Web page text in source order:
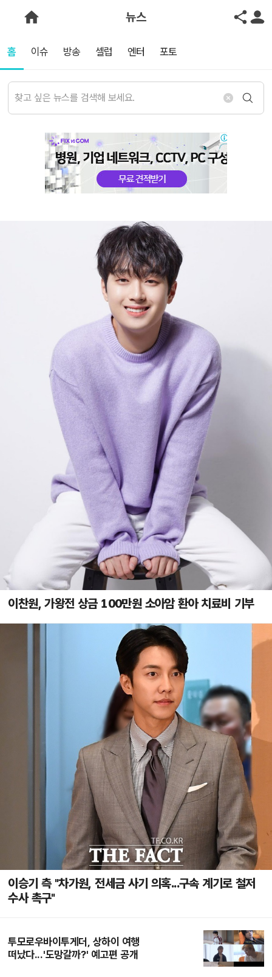
뉴스
홈 이슈 방송 셀럽 엔터 포토
이찬원, 가왕전 상금 100만원 소아암 환아 치료비 기부
이승기 측 "차가원, 전세금 사기 의혹...구속 계기로 철저
수사 촉구"
투모로우바이투게더, 상하이 여행
떠났다...'도망갈까?' 예고편 공개